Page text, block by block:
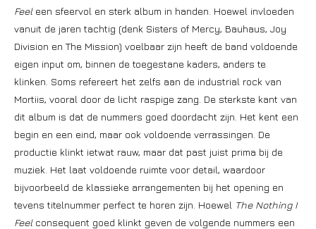
Feeleen sfeervol en sterk album in handen. Hoewel invloeden
vanuit de jaren tachtig (denk Sisters of Mercy, Bauhaus, Joy
Division en The Mission) voelbaar zijn heeft de band voldoende
eigen input om, binnen de toegestane kaders, anders te
klinken. Soms refereert het zelfs aan de industrial rock van
Mortiis, vooral door de licht raspige zang. De sterkste kant van
dit album is dat de nummers goed doordacht zijn. Het kent een
begin en een eind, maar ook voldoende verrassingen. De
productie klinkt ietwat rauw, maar dat past juist prima bij de
muziek. Het laat voldoende ruimte voor detail, waardoor
bijvoorbeeld de klassieke arrangementen bij het opening en
tevens titelnummer perfect te horen zijn. Hoewel The Nothing I
Feelconsequent goed klinkt geven de volgende nummers een